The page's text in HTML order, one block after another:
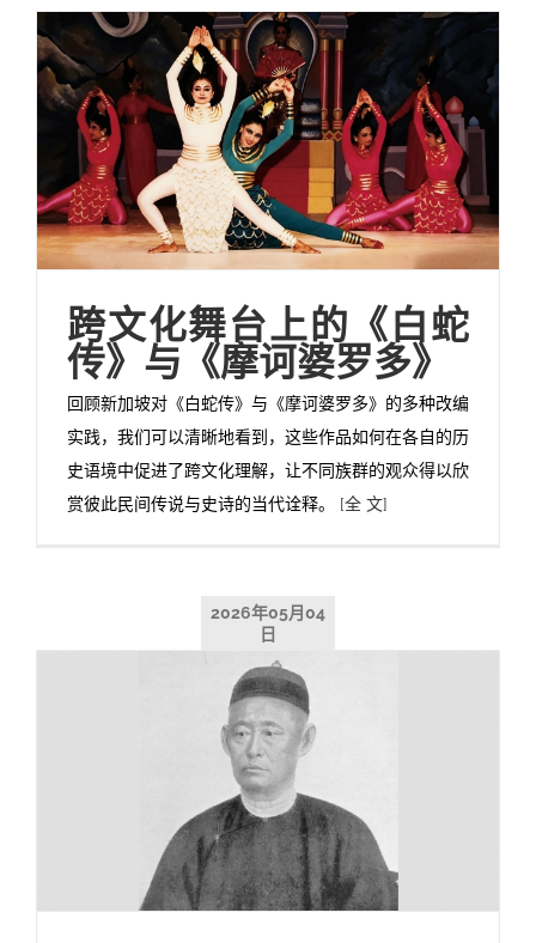
跨文化舞台上的《白蛇
传》与《摩诃婆罗多》
回顾新加坡对《白蛇传》与《摩诃婆罗多》的多种改编
实践，我们可以清晰地看到，这些作品如何在各自的历
史语境中促进了跨文化理解，让不同族群的观众得以欣
赏彼此民间传说与史诗的当代诠释。 [全 文]
2026年05月04
日